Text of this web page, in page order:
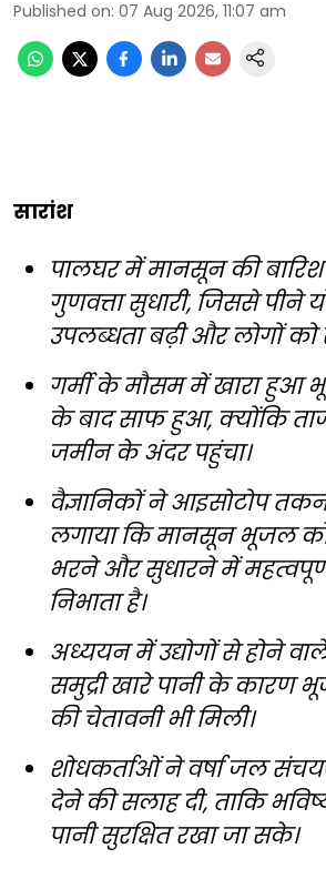
Published on: 07 Aug 2026, 11:07 am
सारांश
पालघर में मानसून की
गुणवत्ता सुधारी, जिससे पीने
उपलब्धता बढ़ी और लोगों को
गर्मी के मौसम में खारा हुआ
के बाद साफ हुआ, क्योंकि
जमीन के अंदर पहुंचा।
वैज्ञानिकों ने आइसोटोप
लगाया कि मानसून भूजल को
भरने और सुधारने में
निभाता है।
अध्ययन में उद्योगों से होने
समुद्री खारे पानी के कारण
की चेतावनी भी मिली।
शोधकर्ताओं ने वर्षा जल
देने की सलाह दी, ताकि
पानी सुरक्षित रखा जा सके।